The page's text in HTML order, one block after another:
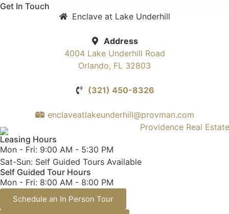
Get In Touch
Enclave at Lake Underhill
Address
4004 Lake Underhill Road
Orlando, FL 32803
(321) 450-8326
enclaveatlakeunderhill@provman.com
Leasing Hours
Mon - Fri: 9:00 AM - 5:30 PM
Sat-Sun: Self Guided Tours Available
Self Guided Tour Hours
Mon - Fri: 8:00 AM - 8:00 PM
Schedule an In Person Tour